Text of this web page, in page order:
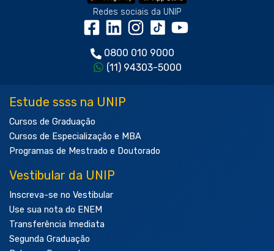
Redes sociais da UNIP
0800 010 9000
(11) 94303-5000
Estude ssss na UNIP
Cursos de Graduação
Cursos de Especialização e MBA
Programas de Mestrado e Doutorado
Vestibular da UNIP
Inscreva-se no Vestibular
Use sua nota do ENEM
Transferência Imediata
Segunda Graduação